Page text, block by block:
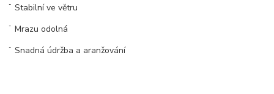
¨ Stabilní ve větru
¨ Mrazu odolná
¨ Snadná údržba a aranžování